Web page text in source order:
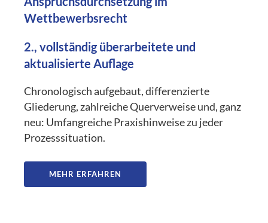
Wettbewerbsrecht
2., vollständig überarbeitete und
aktualisierte Auflage
Chronologisch aufgebaut, differenzierte
Gliederung, zahlreiche Querverweise und, ganz
neu: Umfangreiche Praxishinweise zu jeder
Prozesssituation.
MEHR ERFAHREN